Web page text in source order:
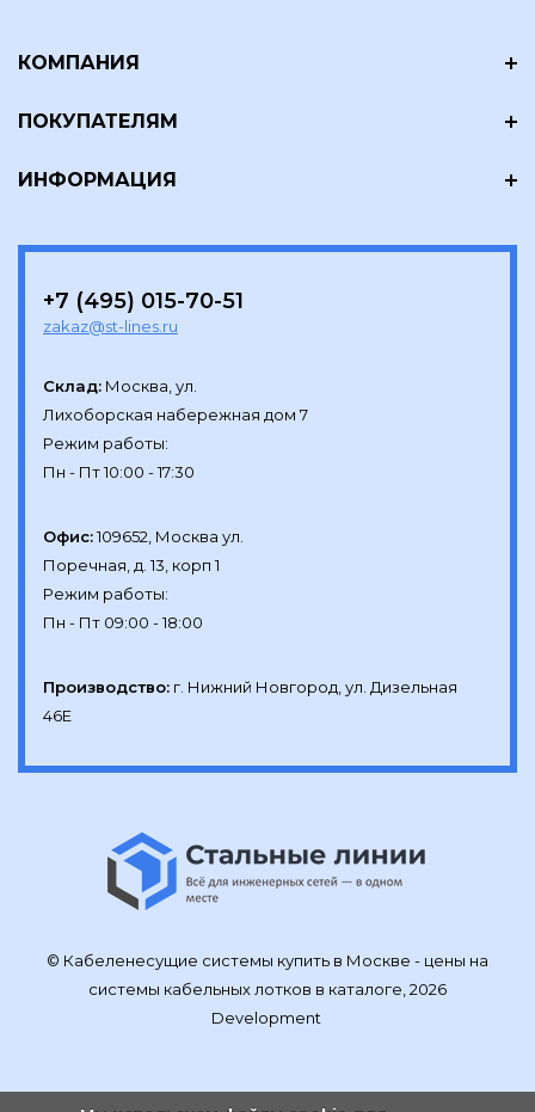
КОМПАНИЯ
ПОКУПАТЕЛЯМ
ИНФОРМАЦИЯ
+7 (495) 015-70-51
zakaz@st-lines.ru
Склад: Москва, ул.
Лихоборская набережная дом 7
Режим работы:
Офис:109652, Москва ул.
Поречная, д. 13, корп 1
Режим работы:
Производство: г. Нижний Новгород, ул. Дизельная
46Е
© Кабеленесущие системы купить в Москве - цены на
системы кабельных лотков в каталоге, 2026
Development